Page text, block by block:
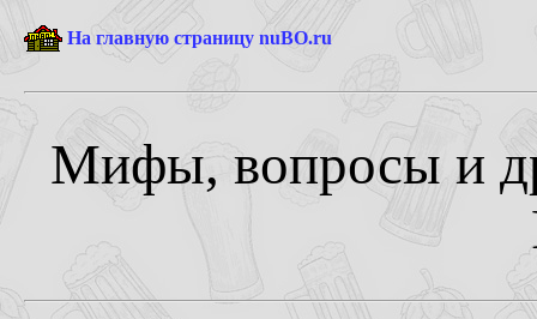
На главную страницу nuBO.ru
Мифы, вопросы и